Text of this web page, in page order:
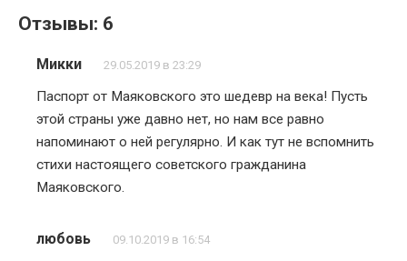
Отзывы: 6
Микки 29.05.2019 в 23:29
Паспорт от Маяковского это шедевр на века! Пусть
этой страны уже давно нет, но нам все равно
напоминают о ней регулярно. И как тут не вспомнить
стихи настоящего советского гражданина
Маяковского.
любовь 09.10.2019 в 16:54